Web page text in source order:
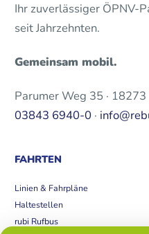
Ihr zuverlässiger ÖPNV-
seit Jahrzehnten.
Gemeinsam mobil.
Parumer Weg 35 ·
03843 6940-0 ·
FAHRTEN
Linien & Fahrpläne
Haltestellen
rubi Rufbus